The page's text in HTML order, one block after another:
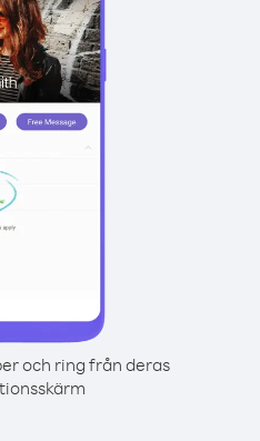
och ring från deras